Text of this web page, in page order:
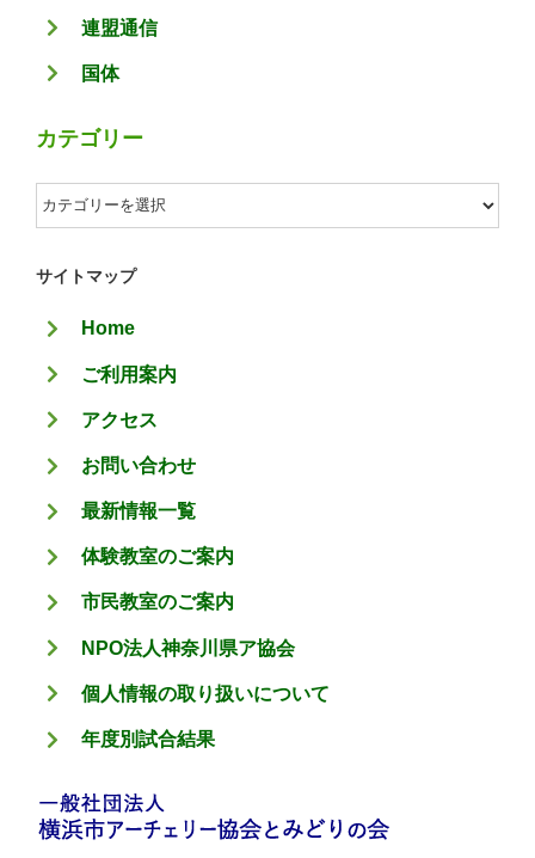
連盟通信
国体
カテゴリー
カ
テ
ゴ
ー
サイトマップ
Home
ご利用案内
アクセス
お問い合わせ
最新情報一覧
体験教室のご案内
市民教室のご案内
NPO法人神奈川県ア協会
個人情報の取り扱いについて
年度別試合結果